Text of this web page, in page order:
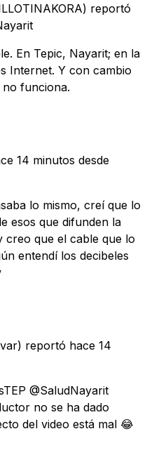
reportó
En Tepic, Nayarit; en la
Internet. Y con cambio
funciona.
14 minutos desde
lo mismo, creí que lo
esos que difunden la
creo que el cable que lo
entendí los decibeles
reportó hace 14
@SaludNayarit
no se ha dado
del video está mal 😂